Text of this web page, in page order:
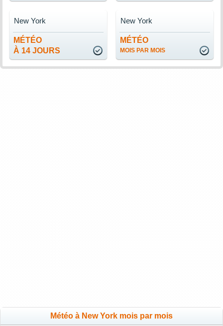
MÉTÉO
À 14 JOURS
New York
MÉTÉO
MOIS PAR MOIS
New York
Météo à New York mois par mois